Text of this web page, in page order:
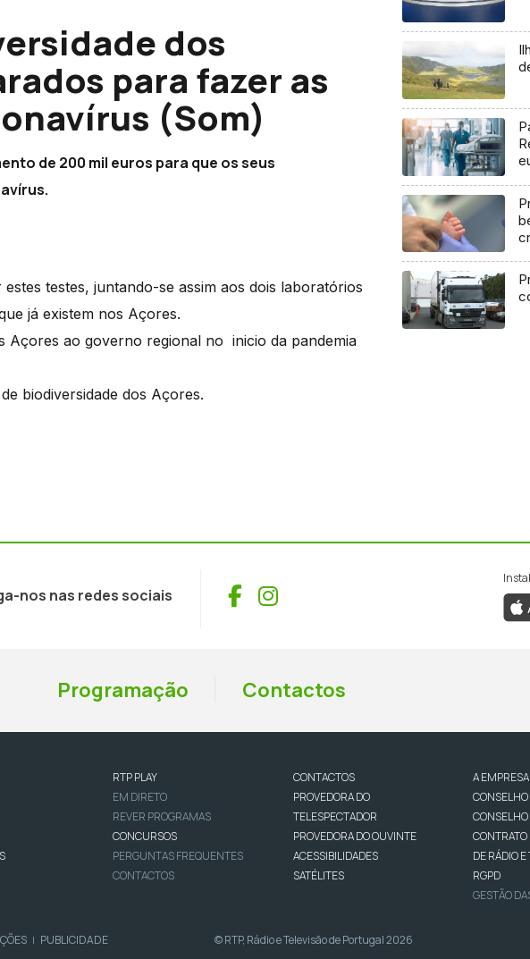
dos
para fazer as
(Som)
de 200 mil euros para que os seus
testes, juntando-se assim aos dois laboratórios
já existem nos Açores.
Açores ao governo regional no inicio da pandemia
biodiversidade dos Açores.
nos nas redes sociais Facebook
Instagram
Programação Contactos
RTP PLAY
EM DIRETO
REVER PROGRAMAS
CONCURSOS
PERGUNTAS FREQUENTES
CONTACTOS
CONTACTOS
PROVEDORA DO
TELESPECTADOR
PROVEDORA DO OUVINTE
ACESSIBILIDADES
SATÉLITES
A EMPRESA
CONTRATO
DE RÁDIO
RGPD
GESTÃO
| PUBLICIDADE © RTP, Rádio e Televisão de Portugal 2026